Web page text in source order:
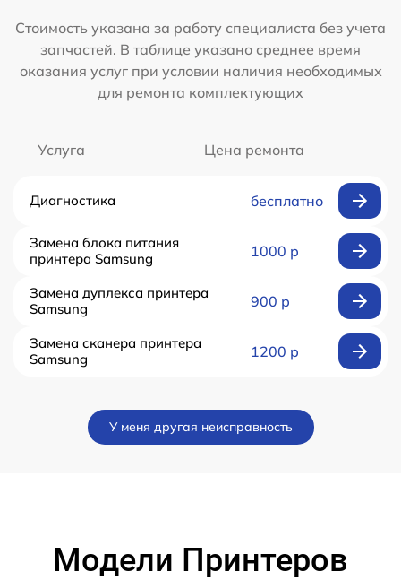
Стоимость указана за работу специалиста без учета
запчастей. В таблице указано среднее время
оказания услуг при условии наличия необходимых
для ремонта комплектующих
Услуга Цена ремонта
Диагностика бесплатно
Замена блока питания
принтера Samsung
1000 р
Замена дуплекса принтера
Samsung
900 р
Замена сканера принтера
Samsung
1200 р
У меня другая неисправность
Модели Принтеров